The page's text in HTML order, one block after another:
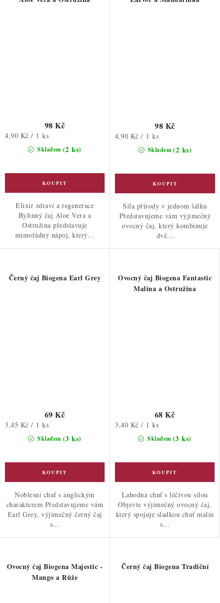
Skladem (2 ks)
98 Kč
Měrná
4,90 Kč / 1 ks
Elixír zdraví a regenerace
Bylinný čaj Aloe Vera a
Ostružina představuje
mimořádný nápoj, který...
Skladem(2 ks)
98 Kč
Měrná
4,90 Kč / 1 ks
Síla přírody v jednom šálku
Představujeme vám výjimečný
ovocný čaj, který kombinuje
dvě...
Černý čaj Biogena Earl Grey
Skladem (3 ks)
69 Kč
Měrná
3,45 Kč / 1 ks
Noblesní chuť s anglickým
charakterem Představujeme vám
Earl Grey, výjimečný černý čaj
s...
Ovocný čaj Biogena Fantastic
Malina a Ostružina
Skladem (3 ks)
68 Kč
Měrná
3,40 Kč / 1 ks
Lahodná chuť s léčivou silou
Objevte výjimečný ovocný čaj,
který spojuje sladkou chuť malin
s...
Ovocný čaj Biogena Majestic -
Mango a Růže
Černý čaj Biogena Tradiční